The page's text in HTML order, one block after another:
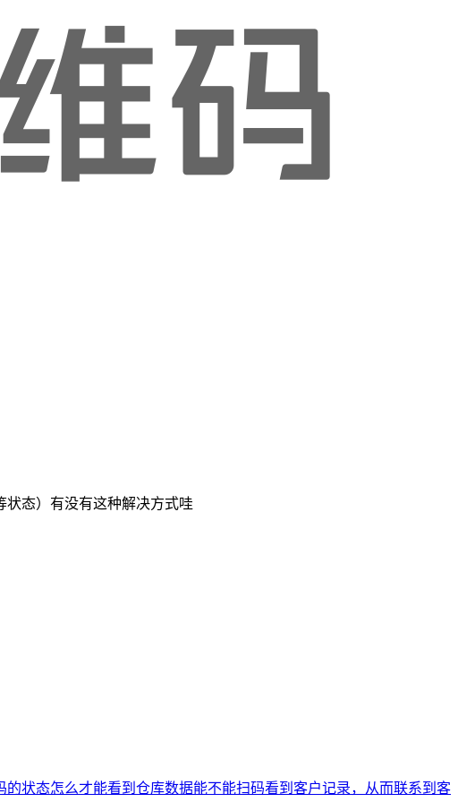
态）有没有这种解决方式哇
的状态怎么才能看到仓库数据能不能扫码看到客户记录，从而联系到客